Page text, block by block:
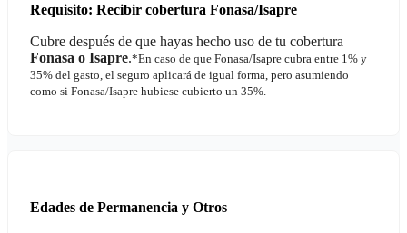
Requisito: Recibir cobertura Fonasa/Isapre
Cubre después de que hayas hecho uso de tu cobertura
Fonasa o Isapre.*En caso de que Fonasa/Isapre cubra entre 1% y
35% del gasto, el seguro aplicará de igual forma, pero asumiendo
como si Fonasa/Isapre hubiese cubierto un 35%.
Edades de Permanencia y Otros